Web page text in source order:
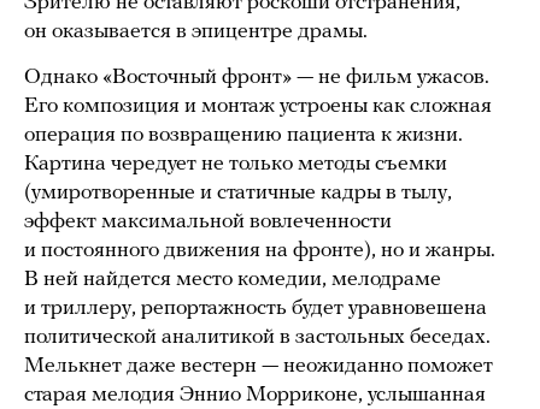
он оказывается в эпицентре драмы.
Однако «Восточный фронт» — не фильм ужасов.
Его композиция и монтаж устроены как сложная
операция по возвращению пациента к жизни.
Картина чередует не только методы съемки
(умиротворенные и статичные кадры в тылу,
эффект максимальной вовлеченности
и постоянного движения на фронте), но и жанры.
В ней найдется место комедии, мелодраме
и триллеру, репортажность будет уравновешена
политической аналитикой в застольных беседах.
Мелькнет даже вестерн — неожиданно поможет
старая мелодия Эннио Морриконе, услышанная